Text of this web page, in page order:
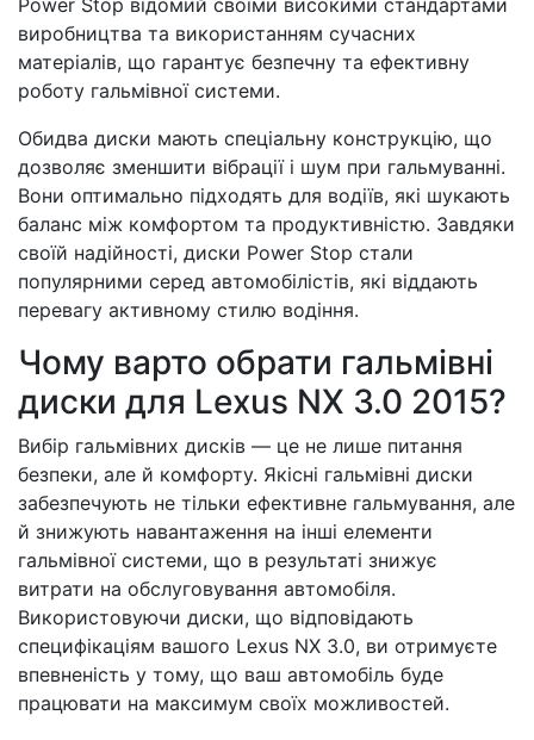
Power Stop відомий своїми високими стандартами
виробництва та використанням сучасних
матеріалів, що гарантує безпечну та ефективну
роботу гальмівної системи.
Обидва диски мають спеціальну конструкцію, що
дозволяє зменшити вібрації і шум при гальмуванні.
Вони оптимально підходять для водіїв, які шукають
баланс між комфортом та продуктивністю. Завдяки
своїй надійності, диски Power Stop стали
популярними серед автомобілістів, які віддають
перевагу активному стилю водіння.
Чому варто обрати гальмівні
диски для Lexus NX 3.0 2015?
Вибір гальмівних дисків — це не лише питання
безпеки, але й комфорту. Якісні гальмівні диски
забезпечують не тільки ефективне гальмування, але
й знижують навантаження на інші елементи
гальмівної системи, що в результаті знижує
витрати на обслуговування автомобіля.
Використовуючи диски, що відповідають
специфікаціям вашого Lexus NX 3.0, ви отримуєте
впевненість у тому, що ваш автомобіль буде
працювати на максимум своїх можливостей.